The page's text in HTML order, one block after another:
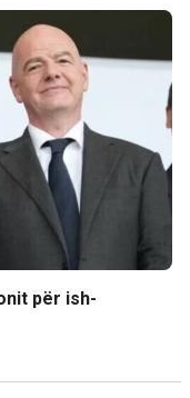
për ish-